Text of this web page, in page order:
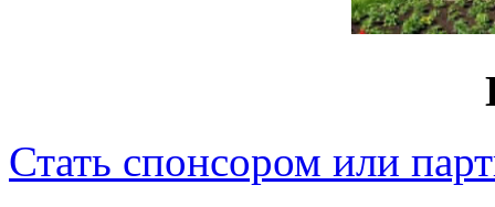
Стать спонсором или